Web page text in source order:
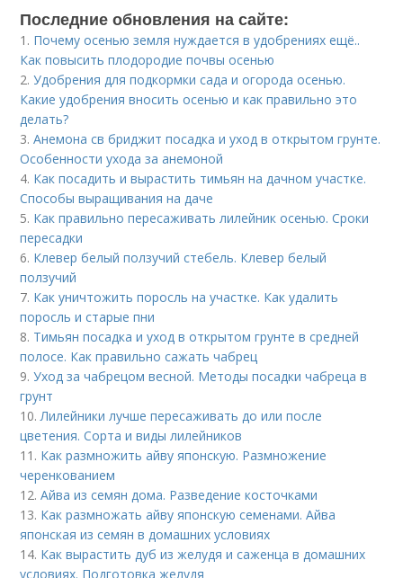
Последние обновления на сайте:
1. Почему осенью земля нуждается в удобрениях ещё..
Как повысить плодородие почвы осенью
2.Удобрения для подкормки сада и огорода осенью.
Какие удобрения вносить осенью и как правильно это
делать?
3.Анемона св бриджит посадка и уход в открытом грунте.
Особенности ухода за анемоной
4. Как посадить и вырастить тимьян на дачном участке.
Способы выращивания на даче
5. Как правильно пересаживать лилейник осенью. Сроки
пересадки
6. Клевер белый ползучий стебель. Клевер белый
ползучий
7. Как уничтожить поросль на участке. Как удалить
поросль и старые пни
8. Тимьян посадка и уход в открытом грунте в средней
полосе. Как правильно сажать чабрец
9.Уход за чабрецом весной. Методы посадки чабреца в
грунт
10.Лилейники лучше пересаживать до или после
цветения. Сорта и виды лилейников
11. Как размножить айву японскую. Размножение
черенкованием
12.Айва из семян дома. Разведение косточками
13. Как размножать айву японскую семенами. Айва
японская из семян в домашних условиях
14. Как вырастить дуб из желудя и саженца в домашних
условиях. Подготовка желудя